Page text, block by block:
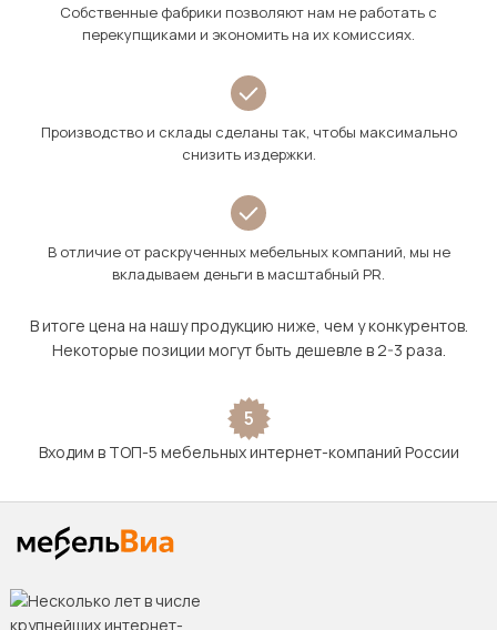
Собственные фабрики позволяют нам не работать с
перекупщиками и экономить на их комиссиях.
Производство и склады сделаны так, чтобы максимально
снизить издержки.
В отличие от раскрученных мебельных компаний, мы не
вкладываем деньги в масштабный PR.
В итоге цена на нашу продукцию ниже, чем у конкурентов.
Некоторые позиции могут быть дешевле в 2-3 раза.
5
Входим в ТОП-5 мебельных интернет-компаний России